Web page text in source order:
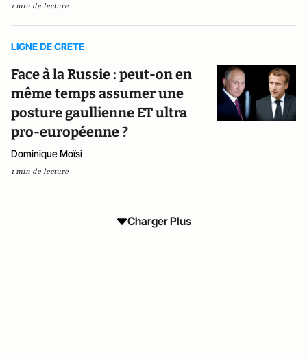
1 min de lecture
LIGNE DE CRETE
Face à la Russie : peut-on en
même temps assumer une
posture gaullienne ET ultra
pro-européenne ?
Dominique Moïsi
1 min de lecture
Charger Plus